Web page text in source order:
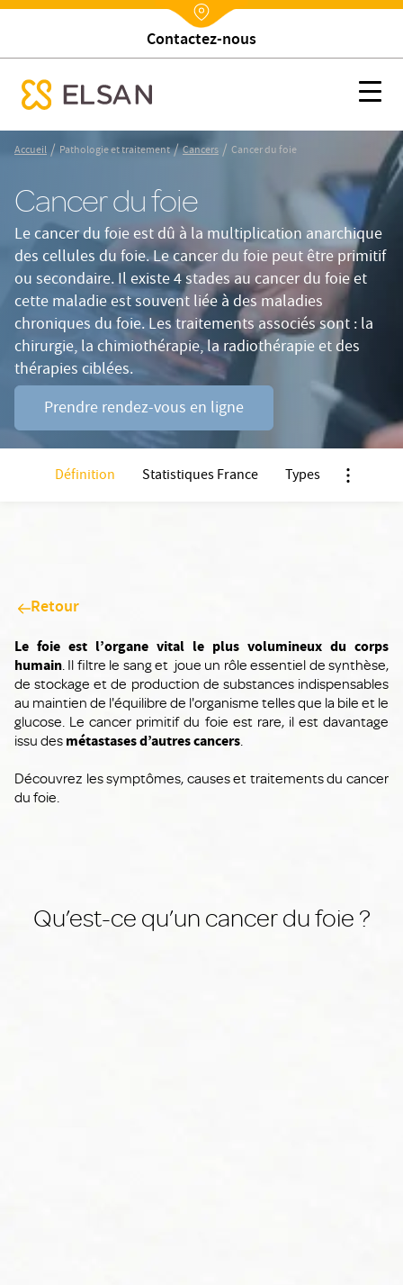
Nx:Aller
contenu
principal
Nx:Annuaire
Trouver un établissement
Cancer du foie
menu mobile
Accueil / Pathologie et traitement / Cancers / Cancer du foie
Cancer du foie
Le cancer du foie est dû à la multiplication anarchique
des cellules du foie. Le cancer du foie peut être primitif
ou secondaire. Il existe 4 stades au cancer du foie et
cette maladie est souvent liée à des maladies
chroniques du foie. Les traitements associés sont : la
chirurgie, la chimiothérapie, la radiothérapie et des
thérapies ciblées.
Prendre rendez-vous en ligne
Définition Statistiques France Types
Retour
Le foie est l’organe vital le plus volumineux du corps
humain. Il filtre le sang et joue un rôle essentiel de synthèse,
de stockage et de production de substances indispensables
au maintien de l'équilibre de l'organisme telles que la bile et le
glucose. Le cancer primitif du foie est rare, il est davantage
issu des métastases d’autres cancers.
Découvrez les symptômes, causes et traitements du cancer
du foie.
Qu’est-ce qu’un cancer du foie ?